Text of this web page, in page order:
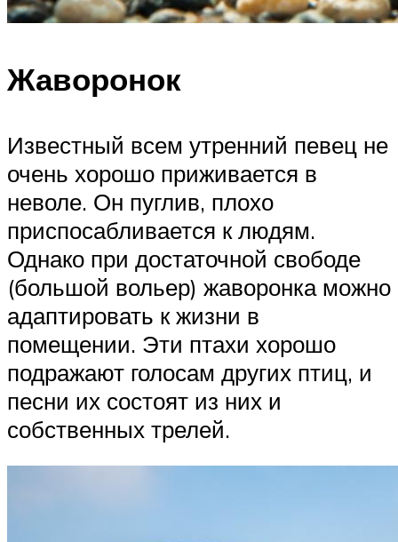
Жаворонок
Известный всем утренний певец не
очень хорошо приживается в
неволе. Он пуглив, плохо
приспосабливается к людям.
Однако при достаточной свободе
(большой вольер) жаворонка можно
адаптировать к жизни в
помещении. Эти птахи хорошо
подражают голосам других птиц, и
песни их состоят из них и
собственных трелей.